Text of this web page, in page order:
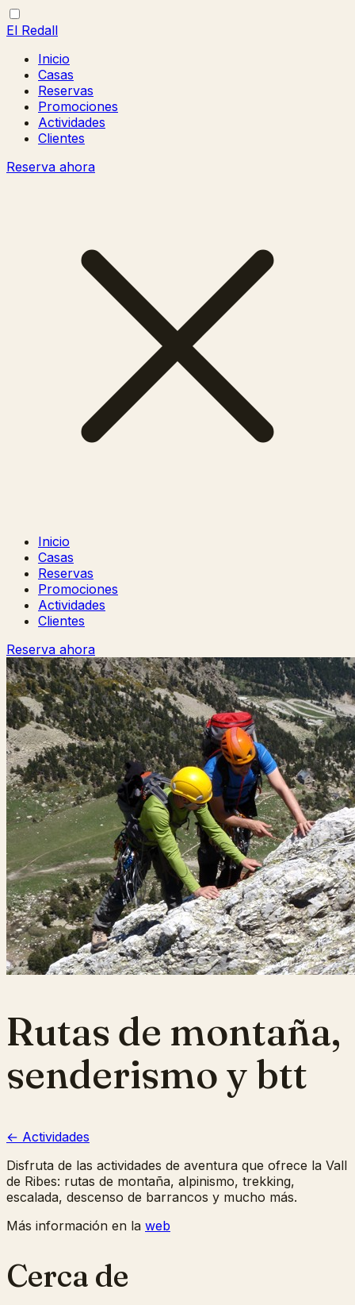
El Redall
Inicio
Casas
Reservas
Promociones
Actividades
Clientes
Reserva ahora
Inicio
Casas
Reservas
Promociones
Actividades
Clientes
Reserva ahora
Rutas de montaña,
senderismo y btt
← Actividades
Disfruta de las actividades de aventura que ofrece la Vall
de Ribes: rutas de montaña, alpinismo, trekking,
escalada, descenso de barrancos y mucho más.
Más información en la web
Cerca de